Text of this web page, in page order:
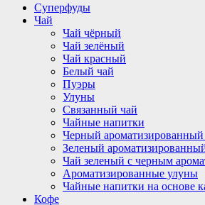
Суперфуды
Чай
Чай чёрный
Чай зелёный
Чай красный
Белый чай
Пуэры
Улуны
Связанный чай
Чайные напитки
Черный ароматизированный
Зеленый
Чай зеленый с черным
Ароматизированные улуны
Чайные напитки на основе
Кофе